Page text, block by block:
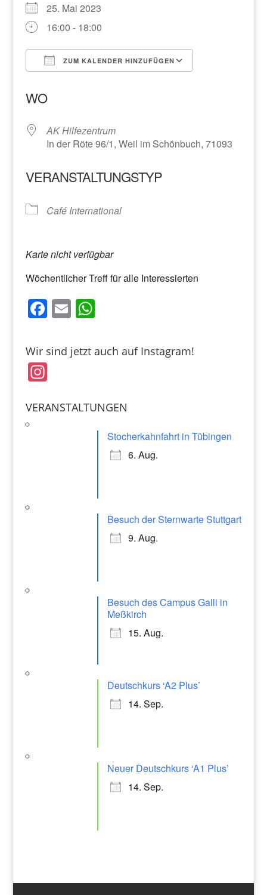
25. Mai 2023
16:00 - 18:00
ZUM KALENDER HINZUFÜGEN
WO
AK Hilfezentrum
In der Röte 96/1, Weil im Schönbuch, 71093
VERANSTALTUNGSTYP
Café International
Karte nicht verfügbar
Wöchentlicher Treff für alle Interessierten
F
c
e
b
o
E
ai
l
W
at
p
Wir sind jetzt auch auf Instagram!
In
a
VERANSTALTUNGEN
Stocherkahnfahrt in Tübingen
6. Aug.
Besuch der Sternwarte Stuttgart
9. Aug.
Besuch des Campus Galli in
Meßkirch
15. Aug.
Deutschkurs ‘A2 Plus’
14. Sep.
Neuer Deutschkurs ‘A1 Plus’
14. Sep.